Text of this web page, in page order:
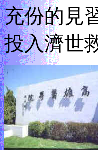
充份的見
投入濟世